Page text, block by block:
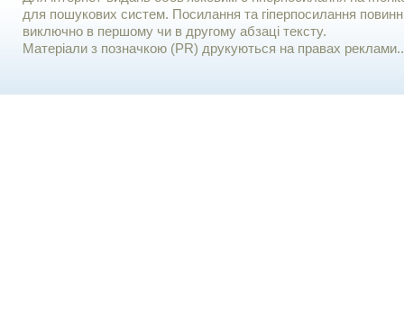
для пошукових систем. Посилання та гіперпосилання
виключно в першому чи в другому абзаці тексту.
Матеріали з позначкою (PR) друкуються на правах реклами..